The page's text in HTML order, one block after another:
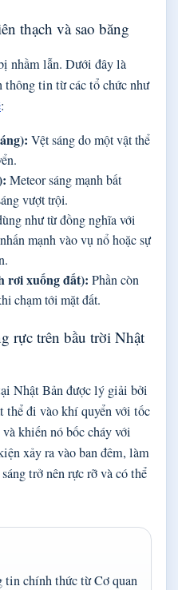
thạch và sao băng
nhầm lẫn. Dưới đây là
thông tin từ các tổ chức như
:
Vệt sáng do một vật thể
Meteor sáng mạnh bất
vượt trội.
như từ đồng nghĩa với
mạnh vào vụ nổ hoặc sự
rơi xuống đất): Phần còn
chạm tới mặt đất.
rực trên bầu trời Nhật
Nhật Bản được lý giải bởi
thể đi vào khí quyển với tốc
khiến nó bốc cháy với
xảy ra vào ban đêm, làm
trở nên rực rỡ và có thể
tin chính thức từ Cơ quan